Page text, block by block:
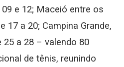
e 12; Maceió entre os
17 a 20; Campina Grande,
25 a 28 – valendo 80
de tênis, reunindo